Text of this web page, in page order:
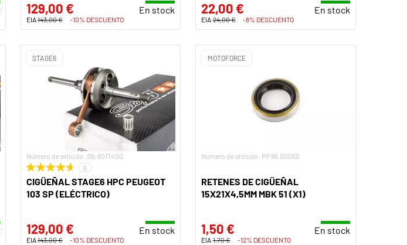
129,00 € En stock
EIA143,00 € -10% DESCUENTO
22,00 € En stock
EIA24,00 € -8% DESCUENTO
STAGE6
Número de artículo: S6-8017400
6
CIGÜEÑAL STAGE6 HPC PEUGEOT
103 SP (ELÉCTRICO)
129,00 € En stock
EIA143,00 € -10% DESCUENTO
MOTOFORCE
Número de artículo: MF96.00060
RETENES DE CIGÜEÑAL
15X21X4,5MM MBK 51 (X1)
1,50 € En stock
EIA1,70 € -12% DESCUENTO